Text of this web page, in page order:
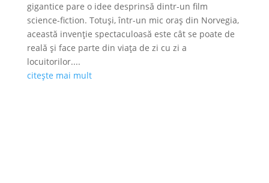
gigantice pare o idee desprinsă dintr-un film
science-fiction. Totuși, într-un mic oraș din Norvegia,
această invenție spectaculoasă este cât se poate de
reală și face parte din viața de zi cu zi a
locuitorilor....
citește mai mult